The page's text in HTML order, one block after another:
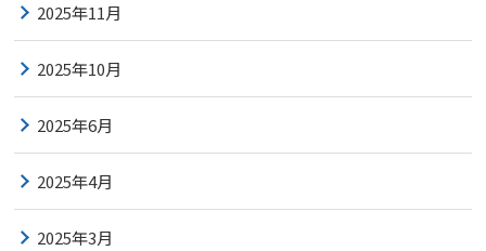
2025年11月
2025年10月
2025年6月
2025年4月
2025年3月